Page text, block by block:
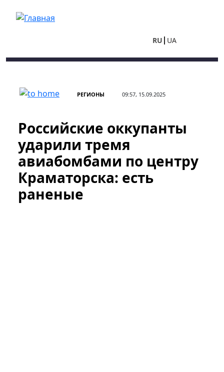
RU UA
РЕГИОНЫ 09:57, 15.09.2025
Российские оккупанты
ударили тремя
авиабомбами по центру
Краматорска: есть
раненые